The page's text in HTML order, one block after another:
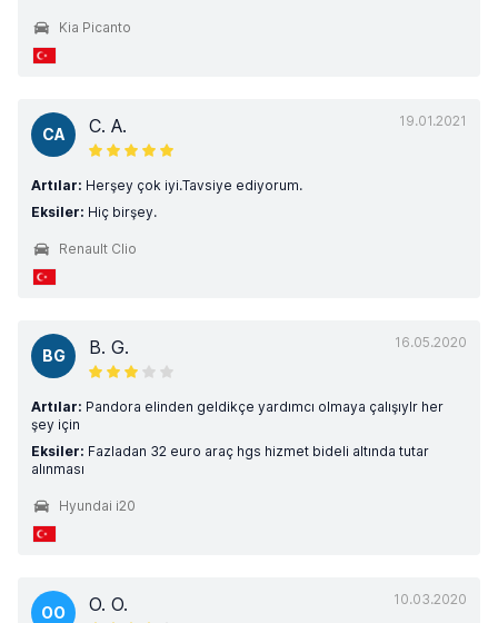
Kia Picanto
19.01.2021
CA C. A.
Artılar: Herşey çok iyi.Tavsiye ediyorum.
Eksiler: Hiç birşey.
Renault Clio
16.05.2020
BG B. G.
Artılar: Pandora elinden geldikçe yardımcı olmaya çalışıylr her
şey için
Eksiler: Fazladan 32 euro araç hgs hizmet bideli altında tutar
alınması
Hyundai i20
10.03.2020
OO O. O.